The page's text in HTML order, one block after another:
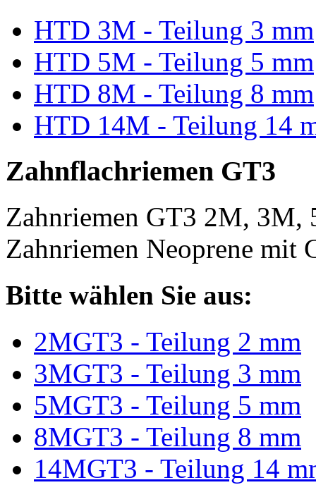
HTD 3M - Teilung 3 mm
HTD 5M - Teilung 5 mm
HTD 8M - Teilung 8 mm
HTD 14M - Teilung 14
Zahnflachriemen GT3
Zahnriemen GT3 2M, 3M,
Zahnriemen Neoprene mit
Bitte wählen Sie aus:
2MGT3 - Teilung 2 mm
3MGT3 - Teilung 3 mm
5MGT3 - Teilung 5 mm
8MGT3 - Teilung 8 mm
14MGT3 - Teilung 14